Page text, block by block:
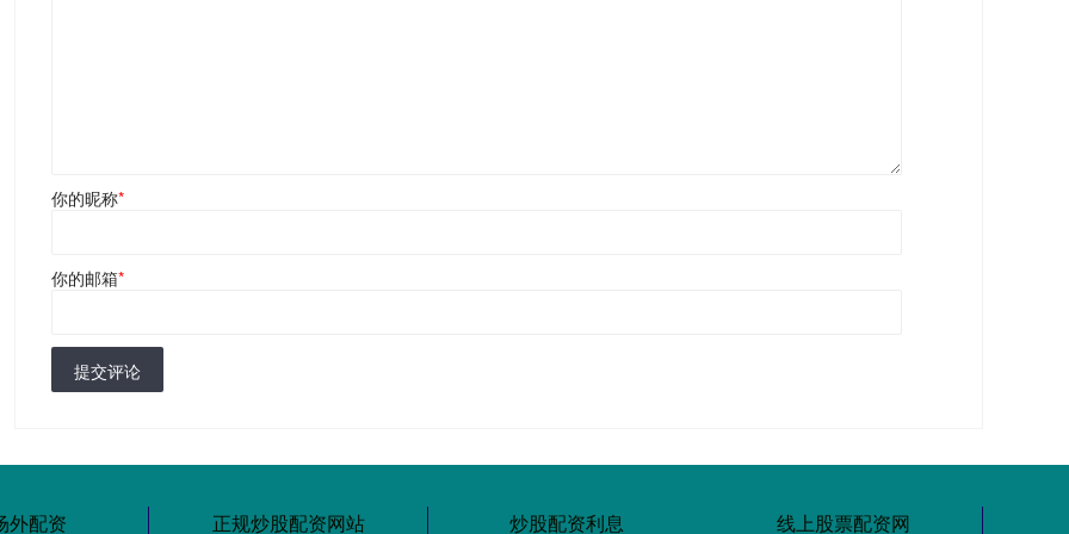
你的昵称*
你的邮箱*
提交评论
外配资 正规炒股配资网站 炒股配资利息 线上股票配资网